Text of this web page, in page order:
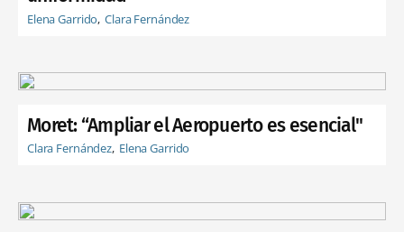
Elena Garrido Clara Fernández
Moret: “Ampliar el Aeropuerto es esencial"
Clara Fernández Elena Garrido